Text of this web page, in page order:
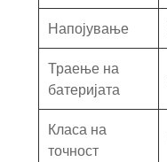
Напојување
Траење на
батеријата
Класа на
точност